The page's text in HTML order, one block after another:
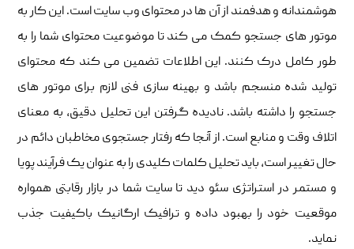
هوشمندانه و هدفمند از آن‌ ها در محتوای وب‌ سایت است. این کار به
موتور های جستجو کمک می ‌کند تا موضوعیت محتوای شما را به
طور کامل درک کنند. این اطلاعات تضمین می ‌کند که محتوای
تولید شده منسجم باشد و بهینه ‌سازی فنی لازم برای موتور های
جستجو را داشته باشد. نادیده‌ گرفتن این تحلیل دقیق، به معنای
اتلاف وقت و منابع است. از آنجا که رفتار جستجوی مخاطبان دائم در
حال تغییر است، باید تحلیل کلمات کلیدی را به عنوان یک فرآیند پویا
و مستمر در استراتژی سئو دید تا سایت شما در بازار رقابتی همواره
موقعیت خود را بهبود داده و ترافیک ارگانیک باکیفیت جذب
نماید.